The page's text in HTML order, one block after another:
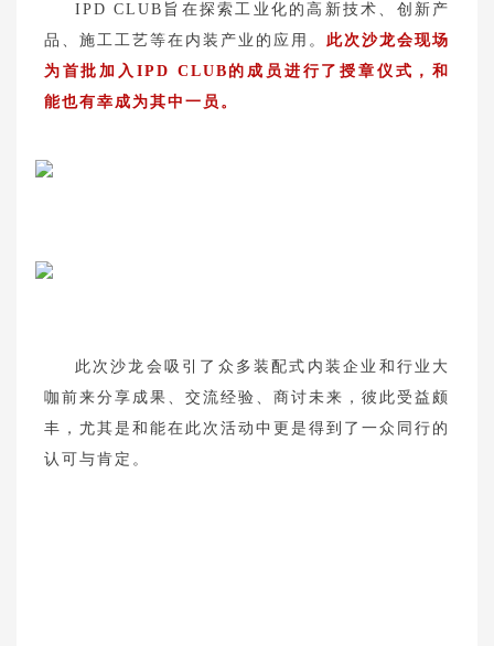
IPD CLUB旨在探索工业化的高新技术、创新产
品、施工工艺等在内装产业的应用。此次沙龙会现场
为首批加入IPD CLUB的成员进行了授章仪式，和
能也有幸成为其中一员。
此次沙龙会吸引了众多装配式内装企业和行业大
咖前来分享成果、交流经验、商讨未来，彼此受益颇
丰，尤其是和能在此次活动中更是得到了一众同行的
认可与肯定。